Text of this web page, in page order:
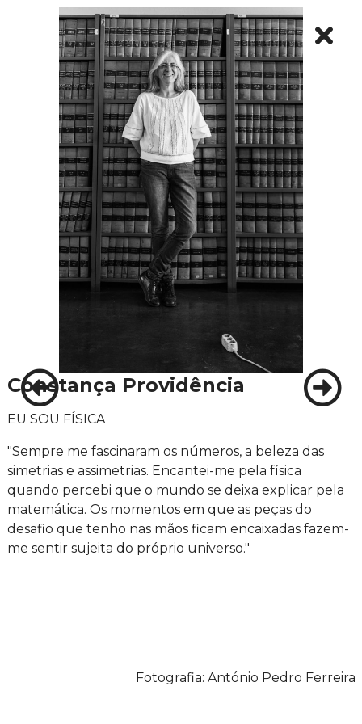
Constança Providência
EU SOU FÍSICA
"Sempre me fascinaram os números, a beleza das
simetrias e assimetrias. Encantei-me pela física
quando percebi que o mundo se deixa explicar pela
matemática. Os momentos em que as peças do
desafio que tenho nas mãos ficam encaixadas fazem-
me sentir sujeita do próprio universo."
Fotografia: António Pedro Ferreira